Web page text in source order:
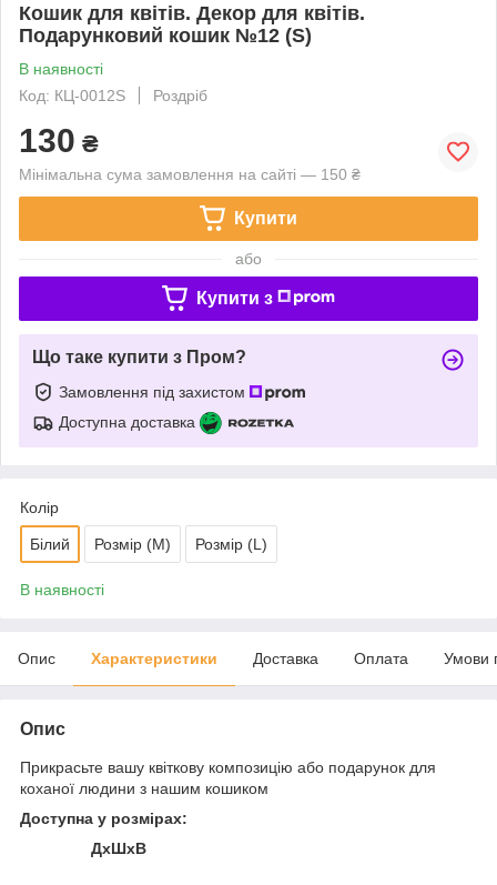
Кошик для квітів. Декор для квітів.
Подарунковий кошик №12 (S)
В наявності
Код: КЦ-0012S
Роздріб
130 ₴
Мінімальна сума замовлення на сайті — 150 ₴
Купити
або
Купити з
Що таке купити з Пром?
Замовлення під захистом
Доступна доставка
Колір
Білий Розмір (М) Розмір (L)
В наявності
Опис Характеристики Доставка Оплата Умови
Опис
Прикрасьте вашу квіткову композицію або подарунок для
коханої людини з нашим кошиком
Доступна у розмірах:
ДхШхВ